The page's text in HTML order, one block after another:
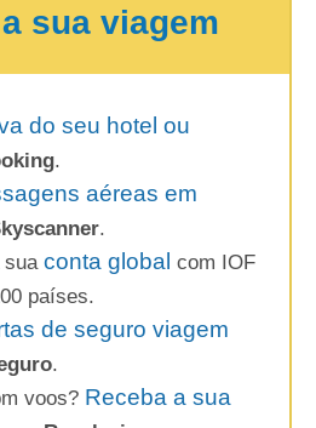
sua viagem
do seu hotel ou
.
aéreas em
.
conta global com IOF
países.
de seguro viagem
.
voos? Receba a sua